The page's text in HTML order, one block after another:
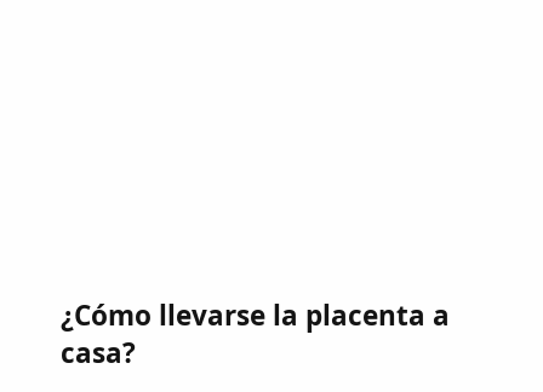
¿Cómo llevarse la placenta a
casa?